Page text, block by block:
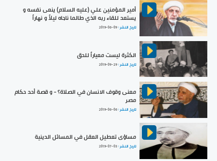
أمير المؤمنين علي (عليه السلام) ينعى نفسه و
يستعد للقاء ربه الذي طالما ناجاه ليلاً و نهاراً
تاريخ النشر :2019-06-09
الكثرة ليست معياراً للحق
تاريخ النشر :2019-09-29
معنى وقوف الانسان في الصلاة؟ - و قصة أحد حكام
مصر
تاريخ النشر :2019-06-06
مساؤى تعطيل العقل في المسائل الدينية
تاريخ النشر :2019-07-03